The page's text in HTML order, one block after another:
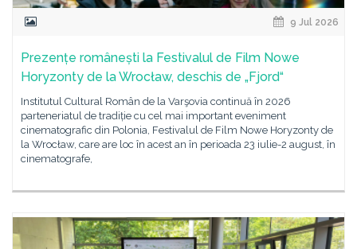
9 Jul 2026
Prezențe românești la Festivalul de Film Nowe
Horyzonty de la Wrocław, deschis de „Fjord“
Institutul Cultural Român de la Varşovia continuă în 2026
parteneriatul de tradiție cu cel mai important eveniment
cinematografic din Polonia, Festivalul de Film Nowe Horyzonty de
la Wrocław, care are loc în acest an în perioada 23 iulie-2 august, în
cinematografe,